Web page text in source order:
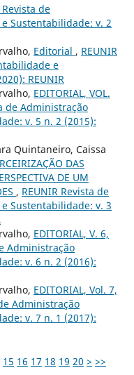
Revista de
Sustentabilidade: v. 2
Editorial , REUNIR
e
REUNIR
EDITORIAL, VOL.
de Administração
v. 5 n. 2 (2015):
Quintaneiro, Caissa
DAS
DE UM
, REUNIR Revista de
Sustentabilidade: v. 3
EDITORIAL, V. 6,
Administração
v. 6 n. 2 (2016):
EDITORIAL, Vol. 7,
Administração
v. 7 n. 1 (2017):
15 16 17 18 19 20 > >>